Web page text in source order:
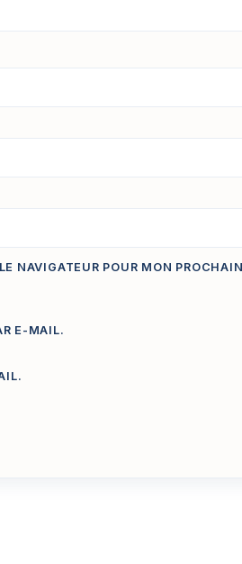
NAVIGATEUR POUR MON PROCHAIN
E-MAIL.